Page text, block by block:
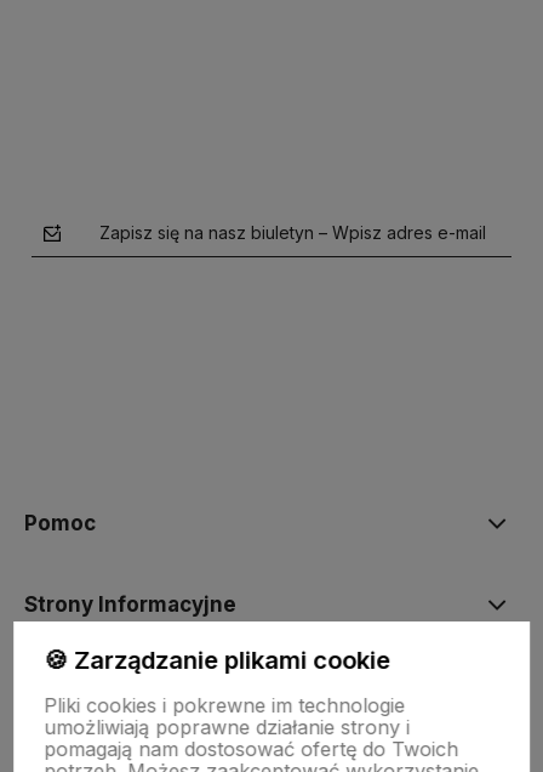
Zapisz się na nasz biuletyn – Wpisz adres e-mail
Pomoc
Strony Informacyjne
O firmie
🍪 Zarządzanie plikami cookie
Pliki cookies i pokrewne im technologie
umożliwiają poprawne działanie strony i
pomagają nam dostosować ofertę do Twoich